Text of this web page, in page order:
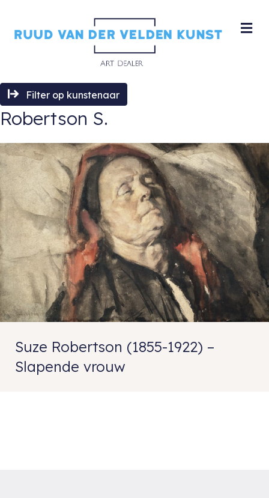
Filter op kunstenaar
Robertson S.
Suze Robertson (1855-1922) –
Slapende vrouw